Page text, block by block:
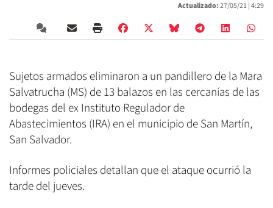
Actualizado:27/05/21 |4:29
Sujetos armados eliminaron a un pandillero de la Mara
Salvatrucha (MS) de 13 balazos en las cercanías de las
bodegas del ex Instituto Regulador de
Abastecimientos (IRA) en el municipio de San Martín,
San Salvador.
Informes policiales detallan que el ataque ocurrió la
tarde del jueves.